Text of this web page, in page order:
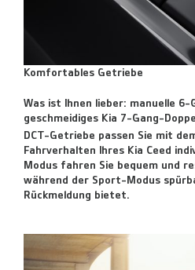
Komfortables Getriebe
Was ist Ihnen lieber: manuelle
geschmeidiges Kia 7-Gang-
DCT-Getriebe passen Sie mit
Fahrverhalten Ihres Kia Ceed
Modus fahren Sie bequem und
während der Sport-Modus
Rückmeldung bietet.